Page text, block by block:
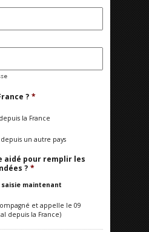
? *
la France
un autre pays
aidé pour remplir les
? *
maintenant
et appelle le 09
depuis la France)